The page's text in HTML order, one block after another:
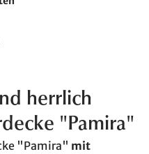
herrlich
"Pamira"
"Pamira" mit